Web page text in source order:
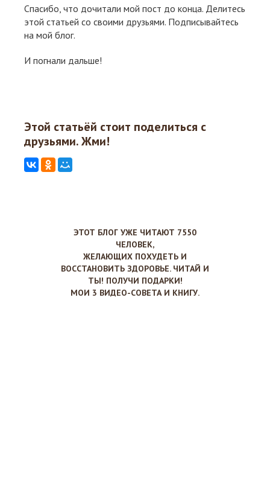
Спасибо, что дочитали мой пост до конца. Делитесь
этой статьей со своими друзьями. Подписывайтесь
на мой блог.
И погнали дальше!
Этой статьёй стоит поделиться с
друзьями. Жми!
ЭТОТ БЛОГ УЖЕ ЧИТАЮТ 7550
ЧЕЛОВЕК,
ЖЕЛАЮЩИХ ПОХУДЕТЬ И
ВОССТАНОВИТЬ ЗДОРОВЬЕ. ЧИТАЙ И
ТЫ! ПОЛУЧИ ПОДАРКИ!
МОИ 3 ВИДЕО-СОВЕТА И КНИГУ.